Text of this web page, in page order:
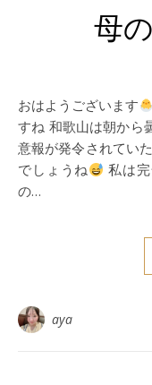
母
おはようございます
すね 和歌山は朝から
意報が発令されてい
でしょうね
私は
の…
aya